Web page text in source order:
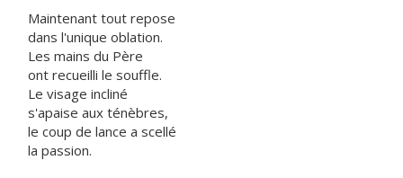
Maintenant tout repose
dans l'unique oblation.
Les mains du Père
ont recueilli le souffle.
Le visage incliné
s'apaise aux ténèbres,
le coup de lance a scellé
la passion.